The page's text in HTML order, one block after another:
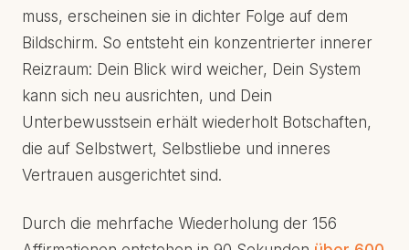
muss, erscheinen sie in dichter Folge auf dem
Bildschirm. So entsteht ein konzentrierter innerer
Reizraum: Dein Blick wird weicher, Dein System
kann sich neu ausrichten, und Dein
Unterbewusstsein erhält wiederholt Botschaften,
die auf Selbstwert, Selbstliebe und inneres
Vertrauen ausgerichtet sind.
Durch die mehrfache Wiederholung der 156